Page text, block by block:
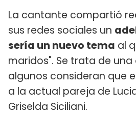
La cantante compartió
sus redes sociales un
sería un nuevo tema al
maridos". Se trata de
algunos consideran que
a la actual pareja de
Griselda Siciliani.